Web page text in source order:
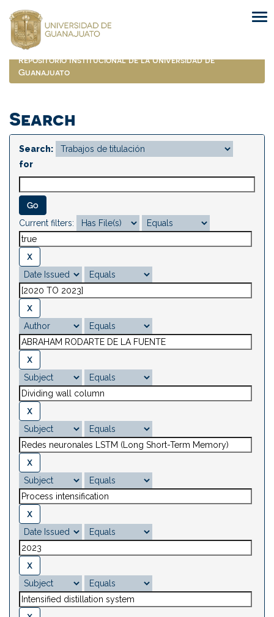
navigation
Repositorio Institucional de la Universidad de
Guanajuato
Search
Search:
for
Current filters: